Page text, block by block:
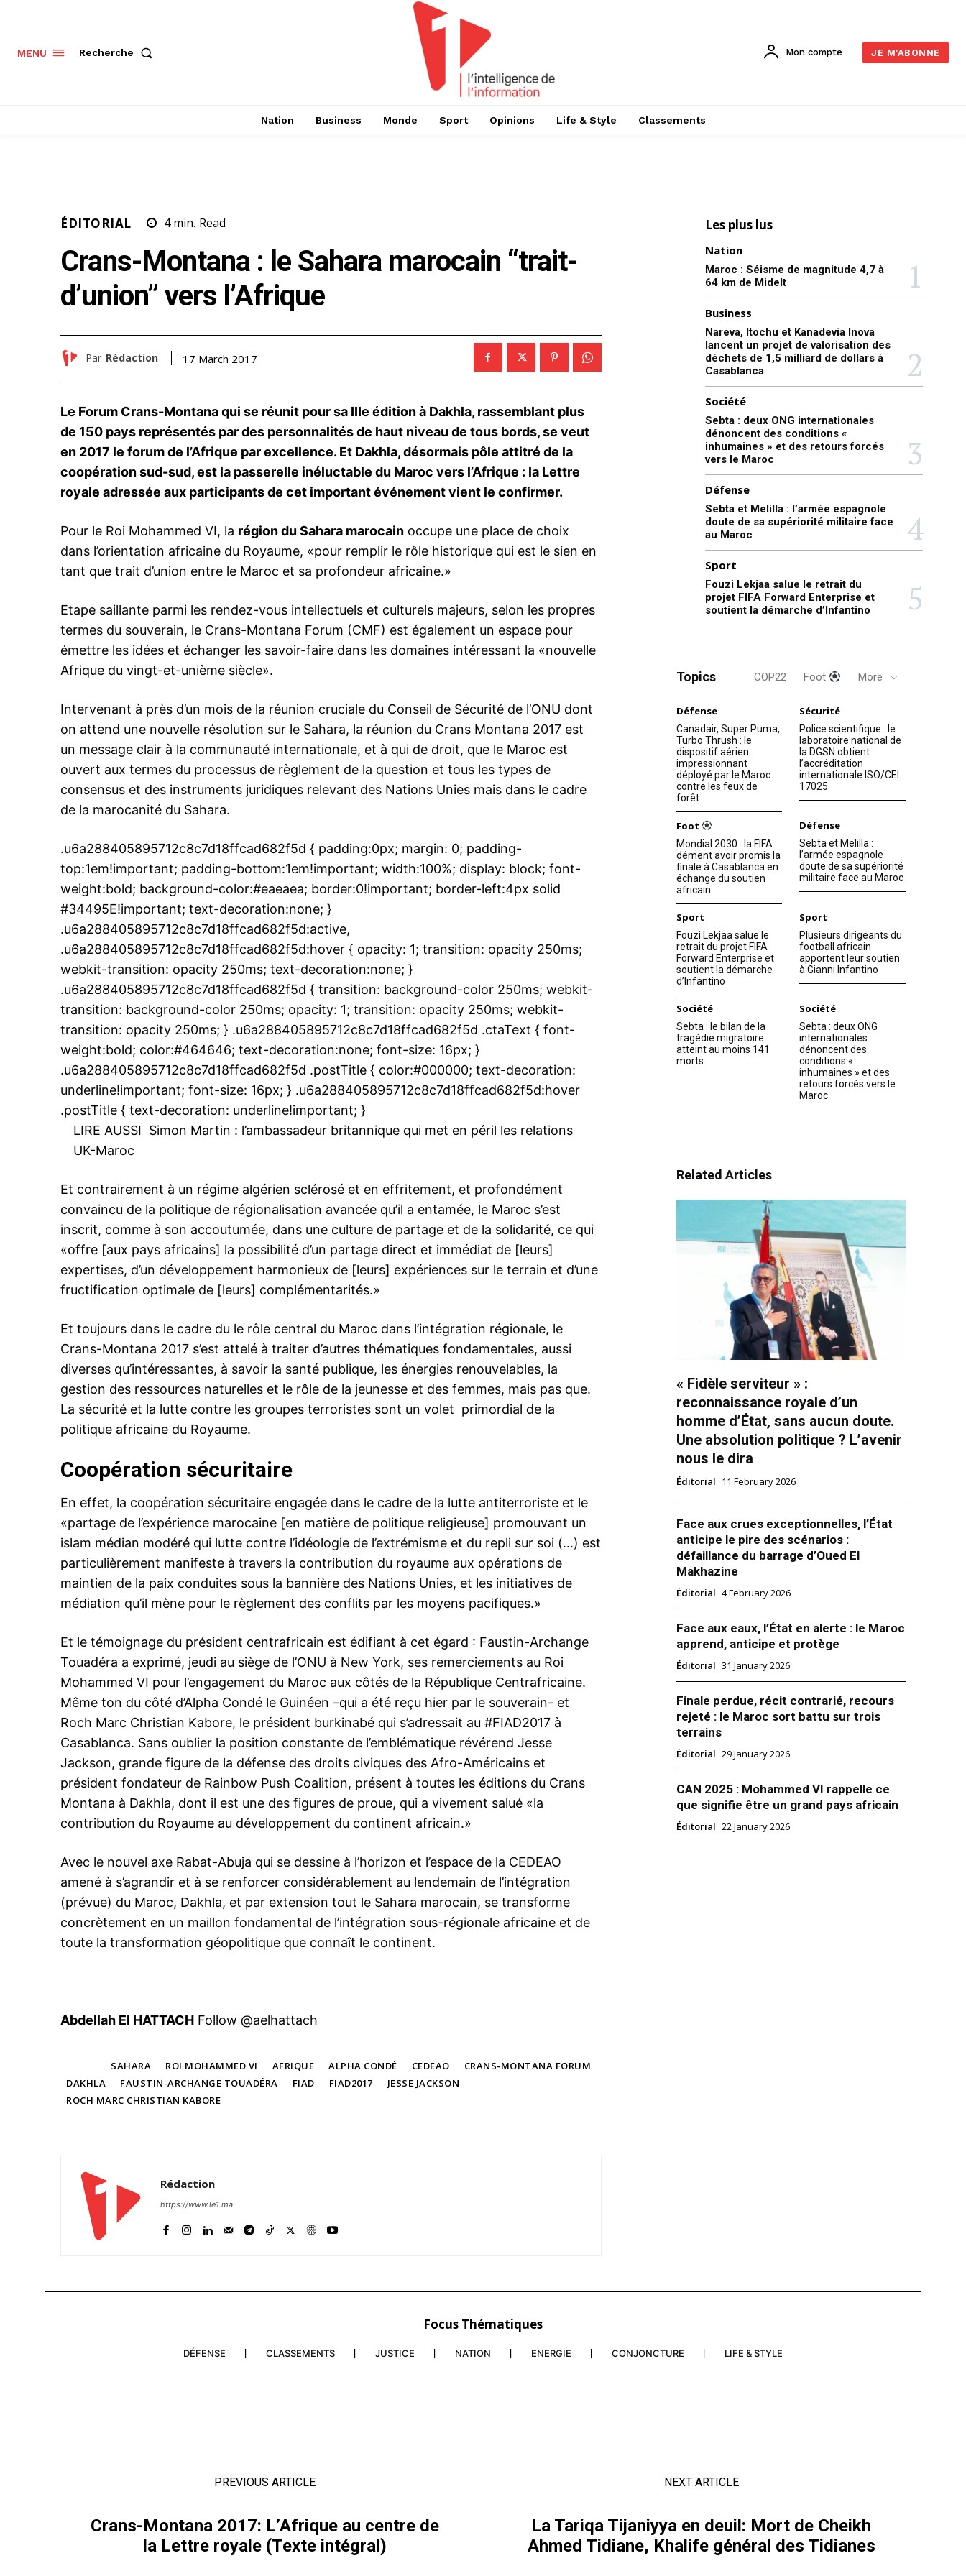
le1.ma
l'intelligence de
l'information
Nous contacter
Formules d’abonnement
Mon compte
Crans-Montana 2017 à Dakhla, coup
d’envoi de la 3ème édition du Forum qui
irrite Alger
C’est sur fond d’une irritation palpable du
Forum de Crans-Montana a ouvert ses
travaux, vendredi matin à Dakhla, sous le
Haut patronage de SM le Roi Mohammed
VI, avec la participation de plus de 150
haut…
17 March 2017
Crans-Montana 2017: L’Afrique au centre
de la Lettre royale (Texte intégral)
SM le Roi Mohammed VI, que Dieu
L’assiste, a adressé un message aux
participants à l’édition 2017 du Forum de
Crans-Montana qui s’est ouverte vendredi
à Dakhla. Voici le texte intégral du
Message Royal dont lecture a été donnée
par le président de la région de Dakhla-
17 March 2017
In "Famille Royale"
Après Laâyoune, la CFCIM inaugure sa
nouvelle Délégation Régionale à Dakhla
En présence d’ambassadeurs africains au
Maroc, et en partenariat avec la Région de
Française de Commerce et d’Industrie du
Maroc (CFCIM), va inaugurer, ce vendredi,
Dakhla. Il s’agit de la deuxième antenne
In "Sahara Marocain"
MENU Recherche Mon compte JE M'ABONNE
Nation Business Monde Sport Opinions Life & Style Classements
ÉDITORIAL 4min. Read
Crans-Montana : le Sahara marocain “trait-
d’union” vers l’Afrique
Par Rédaction 17 March 2017
Le Forum Crans-Montana qui se réunit pour sa IIIe édition à Dakhla, rassemblant plus
de 150 pays représentés par des personnalités de haut niveau de tous bords, se veut
en 2017 le forum de l’Afrique par excellence. Et Dakhla, désormais pôle attitré de la
coopération sud-sud, est la passerelle inéluctable du Maroc vers l’Afrique : la Lettre
royale adressée aux participants de cet important événement vient le confirmer.
Pour le Roi Mohammed VI, la région du Sahara marocain occupe une place de choix
dans l’orientation africaine du Royaume, «pour remplir le rôle historique qui est le sien en
tant que trait d’union entre le Maroc et sa profondeur africaine.»
Etape saillante parmi les rendez-vous intellectuels et culturels majeurs, selon les propres
termes du souverain, le Crans-Montana Forum (CMF) est également un espace pour
émettre les idées et échanger les savoir-faire dans les domaines intéressant la «nouvelle
Afrique du vingt-et-unième siècle».
Intervenant à près d’un mois de la réunion cruciale du Conseil de Sécurité de l’ONU dont
on attend une nouvelle résolution sur le Sahara, la réunion du Crans Montana 2017 est
un message clair à la communauté internationale, et à qui de droit, que le Maroc est
ouvert aux termes du processus de règlement de la question et tous les types de
consensus et des instruments juridiques relevant des Nations Unies mais dans le cadre
de la marocanité du Sahara.
.u6a288405895712c8c7d18ffcad682f5d { padding:0px; margin: 0; padding-
top:1em!important; padding-bottom:1em!important; width:100%; display: block; font-
weight:bold; background-color:#eaeaea; border:0!important; border-left:4px solid
#34495E!important; text-decoration:none; }
.u6a288405895712c8c7d18ffcad682f5d:active,
.u6a288405895712c8c7d18ffcad682f5d:hover { opacity: 1; transition: opacity 250ms;
webkit-transition: opacity 250ms; text-decoration:none; }
.u6a288405895712c8c7d18ffcad682f5d { transition: background-color 250ms; webkit-
transition: background-color 250ms; opacity: 1; transition: opacity 250ms; webkit-
transition: opacity 250ms; } .u6a288405895712c8c7d18ffcad682f5d .ctaText { font-
weight:bold; color:#464646; text-decoration:none; font-size: 16px; }
.u6a288405895712c8c7d18ffcad682f5d .postTitle { color:#000000; text-decoration:
underline!important; font-size: 16px; } .u6a288405895712c8c7d18ffcad682f5d:hover
.postTitle { text-decoration: underline!important; }
LIRE AUSSI Simon Martin : l’ambassadeur britannique qui met en péril les relations
UK-Maroc
Et contrairement à un régime algérien sclérosé et en effritement, et profondément
convaincu de la politique de régionalisation avancée qu’il a entamée, le Maroc s’est
inscrit, comme à son accoutumée, dans une culture de partage et de la solidarité, ce qui
«offre [aux pays africains] la possibilité d’un partage direct et immédiat de [leurs]
expertises, d’un développement harmonieux de [leurs] expériences sur le terrain et d’une
fructification optimale de [leurs] complémentarités.»
Et toujours dans le cadre du le rôle central du Maroc dans l’intégration régionale, le
Crans-Montana 2017 s’est attelé à traiter d’autres thématiques fondamentales, aussi
diverses qu’intéressantes, à savoir la santé publique, les énergies renouvelables, la
gestion des ressources naturelles et le rôle de la jeunesse et des femmes, mais pas que.
La sécurité et la lutte contre les groupes terroristes sont un volet primordial de la
politique africaine du Royaume.
Coopération sécuritaire
En effet, la coopération sécuritaire engagée dans le cadre de la lutte antiterroriste et le
«partage de l’expérience marocaine [en matière de politique religieuse] promouvant un
islam médian modéré qui lutte contre l’idéologie de l’extrémisme et du repli sur soi (…) est
particulièrement manifeste à travers la contribution du royaume aux opérations de
maintien de la paix conduites sous la bannière des Nations Unies, et les initiatives de
médiation qu’il mène pour le règlement des conflits par les moyens pacifiques.»
Et le témoignage du président centrafricain est édifiant à cet égard : Faustin-Archange
Touadéra a exprimé, jeudi au siège de l’ONU à New York, ses remerciements au Roi
Mohammed VI pour l’engagement du Maroc aux côtés de la République Centrafricaine.
Même ton du côté d’Alpha Condé le Guinéen –qui a été reçu hier par le souverain- et
Roch Marc Christian Kabore, le président burkinabé qui s’adressait au #FIAD2017 à
Casablanca. Sans oublier la position constante de l’emblématique révérend Jesse
Jackson, grande figure de la défense des droits civiques des Afro-Américains et
président fondateur de Rainbow Push Coalition, présent à toutes les éditions du Crans
Montana à Dakhla, dont il est une des figures de proue, qui a vivement salué «la
contribution du Royaume au développement du continent africain.»
Avec le nouvel axe Rabat-Abuja qui se dessine à l’horizon et l’espace de la CEDEAO
amené à s’agrandir et à se renforcer considérablement au lendemain de l’intégration
(prévue) du Maroc, Dakhla, et par extension tout le Sahara marocain, se transforme
concrètement en un maillon fondamental de l’intégration sous-régionale africaine et de
toute la transformation géopolitique que connaît le continent.
Abdellah El HATTACH Follow @aelhattach
SAHARA ROI MOHAMMED VI AFRIQUE ALPHA CONDÉ CEDEAO
CRANS-MONTANA FORUM
DAKHLA
FAUSTIN-ARCHANGE TOUADÉRA FIAD FIAD2017
JESSE JACKSON
ROCH MARC CHRISTIAN KABORE
Rédaction
https://www.le1.ma
Les plus lus
Nation
Maroc : Séisme de magnitude 4,7 à
64 km de Midelt
Business
Nareva, Itochu et Kanadevia Inova
lancent un projet de valorisation des
déchets de 1,5 milliard de dollars à
Casablanca
Société
Sebta : deux ONG internationales
dénoncent des conditions «
inhumaines » et des retours forcés
vers le Maroc
Défense
Sebta et Melilla : l’armée espagnole
doute de sa supériorité militaire face
au Maroc
Sport
Fouzi Lekjaa salue le retrait du
projet FIFA Forward Enterprise et
soutient la démarche d’Infantino
Topics COP22 Foot More
Défense
Canadair, Super Puma,
Turbo Thrush : le
dispositif aérien
impressionnant
déployé par le Maroc
contre les feux de
forêt
Sécurité
Police scientifique : le
laboratoire national de
la DGSN obtient
l’accréditation
internationale ISO/CEI
17025
Foot
Mondial 2030 : la FIFA
dément avoir promis la
finale à Casablanca en
échange du soutien
africain
Défense
Sebta et Melilla :
l’armée espagnole
doute de sa supériorité
militaire face au Maroc
Sport
Fouzi Lekjaa salue le
retrait du projet FIFA
Forward Enterprise et
soutient la démarche
d’Infantino
Sport
Plusieurs dirigeants du
football africain
apportent leur soutien
à Gianni Infantino
Société
Sebta : le bilan de la
tragédie migratoire
atteint au moins 141
morts
Société
Sebta : deux ONG
internationales
dénoncent des
conditions «
inhumaines » et des
retours forcés vers le
Maroc
Related Articles
« Fidèle serviteur » :
reconnaissance royale d’un
homme d’État, sans aucun doute.
Une absolution politique ? L’avenir
nous le dira
Éditorial 11 February 2026
Face aux crues exceptionnelles, l’État
anticipe le pire des scénarios :
défaillance du barrage d’Oued El
Makhazine
Éditorial 4 February 2026
Face aux eaux, l’État en alerte : le Maroc
apprend, anticipe et protège
Éditorial 31 January 2026
Finale perdue, récit contrarié, recours
rejeté : le Maroc sort battu sur trois
terrains
Éditorial 29 January 2026
CAN 2025 : Mohammed VI rappelle ce
que signifie être un grand pays africain
Éditorial 22 January 2026
Focus Thématiques
DÉFENSE CLASSEMENTS JUSTICE NATION ENERGIE CONJONCTURE LIFE & STYLE
PREVIOUS ARTICLE
Crans-Montana 2017: L’Afrique au centre de
la Lettre royale (Texte intégral)
NEXT ARTICLE
La Tariqa Tijaniyya en deuil: Mort de Cheikh
Ahmed Tidiane, Khalife général des Tidianes